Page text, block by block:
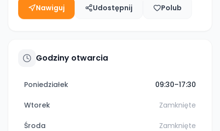
Nawiguj Udostępnij Polub
Godziny otwarcia
Poniedziałek 09:30–17:30
Wtorek Zamknięte
Środa Zamknięte